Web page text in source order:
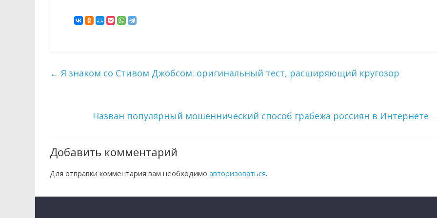
← Я знаком со Стивом Джобсом: оригинальный тест, расширяющий кругозор
Назван популярный мошеннический способ грабежа россиян в Интернете
Добавить комментарий
Для отправки комментария вам необходимо авторизоваться.